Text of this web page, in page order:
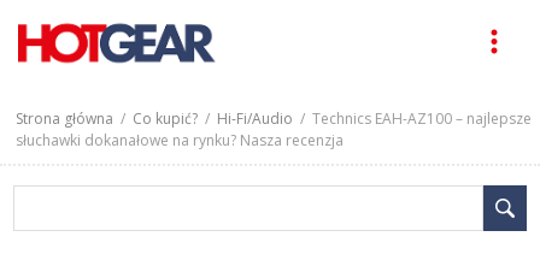
Strona główna / Co kupić? / Hi-Fi/Audio / Technics EAH-AZ100 – najlepsze
słuchawki dokanałowe na rynku? Nasza recenzja